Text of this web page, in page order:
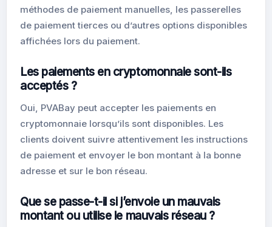
méthodes de paiement manuelles, les passerelles
de paiement tierces ou d’autres options disponibles
affichées lors du paiement.
Les paiements en cryptomonnaie sont-ils
acceptés ?
Oui, PVABay peut accepter les paiements en
cryptomonnaie lorsqu’ils sont disponibles. Les
clients doivent suivre attentivement les instructions
de paiement et envoyer le bon montant à la bonne
adresse et sur le bon réseau.
Que se passe-t-il si j’envoie un mauvais
montant ou utilise le mauvais réseau ?